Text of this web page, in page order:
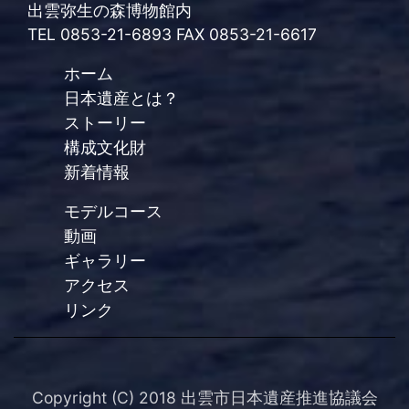
出雲弥生の森博物館内
TEL 0853-21-6893 FAX 0853-21-6617
ホーム
日本遺産とは？
ストーリー
構成文化財
新着情報
モデルコース
動画
ギャラリー
アクセス
リンク
Copyright (C) 2018 出雲市日本遺産推進協議会